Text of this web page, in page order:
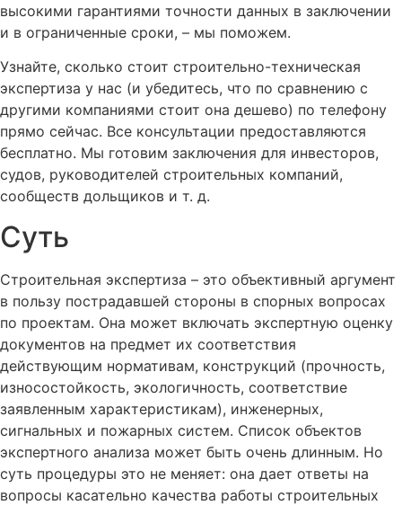
высокими гарантиями точности данных в заключении
и в ограниченные сроки, – мы поможем.
Узнайте, сколько стоит строительно-техническая
экспертиза у нас (и убедитесь, что по сравнению с
другими компаниями стоит она дешево) по телефону
прямо сейчас. Все консультации предоставляются
бесплатно. Мы готовим заключения для инвесторов,
судов, руководителей строительных компаний,
сообществ дольщиков и т. д.
Суть
Строительная экспертиза – это объективный аргумент
в пользу пострадавшей стороны в спорных вопросах
по проектам. Она может включать экспертную оценку
документов на предмет их соответствия
действующим нормативам, конструкций (прочность,
износостойкость, экологичность, соответствие
заявленным характеристикам), инженерных,
сигнальных и пожарных систем. Список объектов
экспертного анализа может быть очень длинным. Но
суть процедуры это не меняет: она дает ответы на
вопросы касательно качества работы строительных